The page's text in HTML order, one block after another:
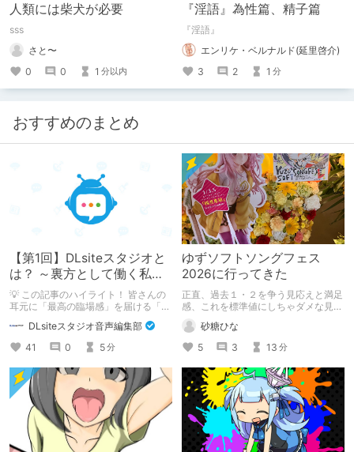
人類には柴犬が必要
sss
さと〜
0
0 1 分以内
『淫語』為性篇、精子篇
『淫語』
エンリケ・ベルナルド(延里啓介)
3
2 1 分
おすすめのまとめ
【第1回】DLsiteスタジオと
は？ ～裏方として働く私た
ちの紹介
💡 この記事のハイライト！ 皆さんの
耳元に「最高の臨場感」を届ける「サ
ウンドエンジニアの仕事」のリアルな
舞台裏を大公開！ スマートな専門
職……と思いきや、実態は「音の変態
（褒め言葉）」が集まるチーム！？
成人男性スタッフがダミヘに抱きつ
き、スタジオにアダルトグッズが転が
る超大真面目な理由とは？ クオリテ
ィ向上のための、ちょっとシュールな
（？）試行錯誤をたっぷりご紹介しま
す！
DLsiteスタジオ音声編集部
41
0 5分
ゆずソフトソングフェス
2026に行ってきた
正直、過去１・２を争う見応えと満足
感、これを標準値にしちゃダメな見本
かも
砂糖ひな
5
3 13 分